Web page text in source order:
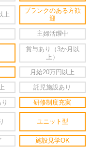
上
ブランクのある方歓
迎
主婦活躍中
賞与あり（3か月以
上）
月給20万円以上
託児施設あり
研修制度充実
ユニット型
施設見学OK